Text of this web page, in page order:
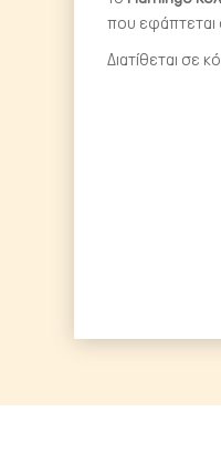
που εφάπτεται
Διατίθεται σε